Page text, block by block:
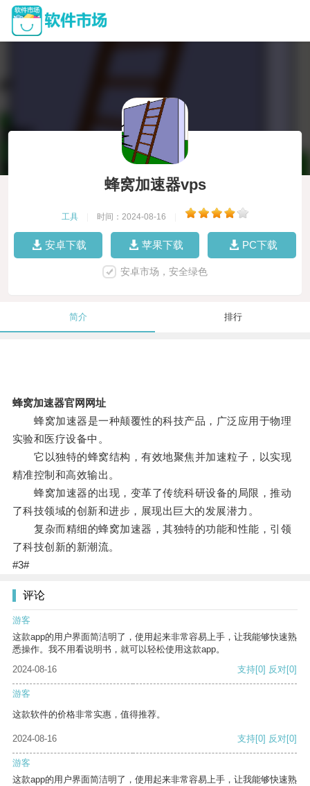
蜂窝加速器vps
工具 时间：2024-08-16
安卓下载 苹果下载 PC下载
安卓市场，安全绿色
简介 排行
蜂窝加速器官网网址
蜂窝加速器是一种颠覆性的科技产品，广泛应用于物理
实验和医疗设备中。
它以独特的蜂窝结构，有效地聚焦并加速粒子，以实现
精准控制和高效输出。
蜂窝加速器的出现，变革了传统科研设备的局限，推动
了科技领域的创新和进步，展现出巨大的发展潜力。
复杂而精细的蜂窝加速器，其独特的功能和性能，引领
了科技创新的新潮流。
#3#
评论
游客
这款app的用户界面简洁明了，使用起来非常容易上手，让我能够快速熟
悉操作。我不用看说明书，就可以轻松使用这款app。
2024-08-16
支持[0] 反对[0]
游客
这款软件的价格非常实惠，值得推荐。
2024-08-16 支持[0] 反对[0]
游客
这款app的用户界面简洁明了，使用起来非常容易上手，让我能够快速熟